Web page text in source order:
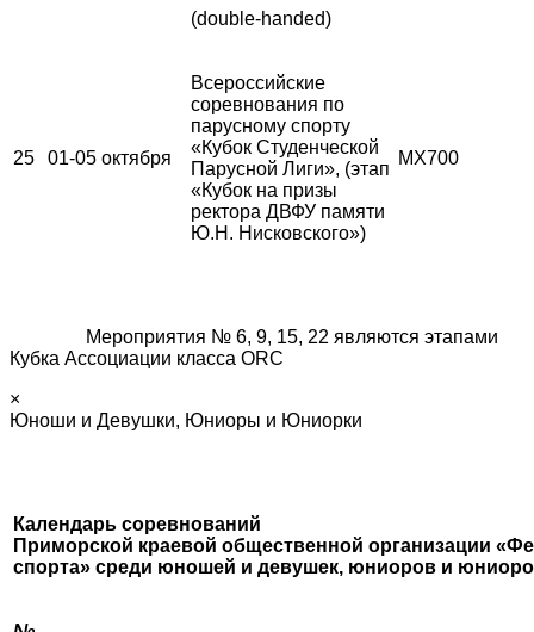
(double-handed)
25 01-05 октября
Всероссийские
соревнования по
парусному спорту
«Кубок Студенческой
Парусной Лиги», (этап
«Кубок на призы
ректора ДВФУ памяти
Ю.Н. Нисковского»)
MX700
Мероприятия № 6, 9, 15, 22 являются этапами
Кубка Ассоциации класса ORC
×
Юноши и Девушки, Юниоры и Юниорки
Календарь соревнований
Приморской краевой общественной организации
спорта» среди юношей и девушек, юниоров и